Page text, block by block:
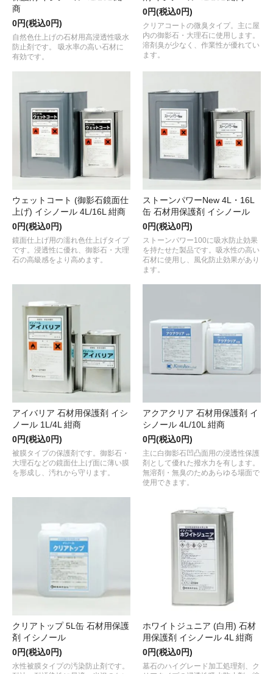
商
0円(税込0円)
自然色仕上げの石材用高浸透性吸水
防止剤です。 吸水率の高い石材に
有効です。
0円(税込0円)
クリアコートの微臭タイプ。主に屋
内の御影石・大理石に使用します。
溶剤臭が少なく、作業性が優れてい
ます。
ウェットコート (御影石鏡面仕
上げ) イシノール 4L/16L 紺商
0円(税込0円)
鏡面仕上げ用の濡れ色仕上げタイプ
です。浸透性に優れ、御影石・大理
石の高級感をより高めます。
ストーンパワーNew 4L・16L
缶 石材用保護剤 イシノール
0円(税込0円)
ストーンパワー100に吸水防止効果
を持たせた製品です。吸水性の高い
石材に使用し、風化防止効果があり
ます。
アイバリア 石材用保護剤 イシ
ノール 1L/4L 紺商
0円(税込0円)
被膜タイプの保護剤です。御影石・
大理石などの鏡面仕上げ面に薄い膜
を形成し、汚れから守ります。
アクアクリア 石材用保護剤 イ
シノール 4L/10L 紺商
0円(税込0円)
主に白御影石凹凸面用の浸透性保護
剤として優れた撥水力を有します。
無溶剤・無臭のためあらゆる場面で
使用できます。
クリアトップ 5L缶 石材用保護
剤 イシノール
0円(税込0円)
水性被膜タイプの汚染防止剤です。
ホワイトジュニア (白用) 石材
用保護剤 イシノール 4L 紺商
0円(税込0円)
墓石のハイグレード加工処理剤、ク